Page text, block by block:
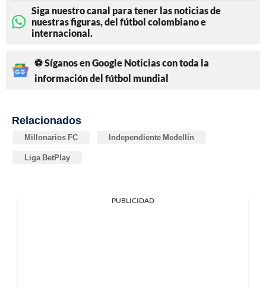
Siga nuestro canal para tener las noticias de
nuestras figuras, del fútbol colombiano e
internacional.
⚽ Síganos en Google Noticias con toda la
información del fútbol mundial
Relacionados
Millonarios FC Independiente Medellín
Liga BetPlay
PUBLICIDAD